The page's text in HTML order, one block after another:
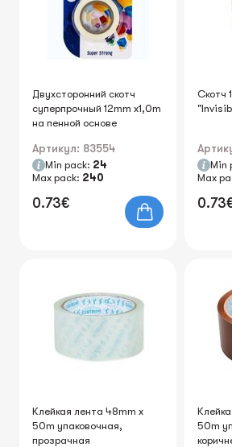
Двухсторонний скотч
суперпрочный 12mm x1,0m
на пенной основе
Артикул: 83554
Min pack: 24
Max pack: 240
0.73€
Скотч
Min
Max
Клейкая лента 48mm х
50m упаковочная,
прозрачная
50m